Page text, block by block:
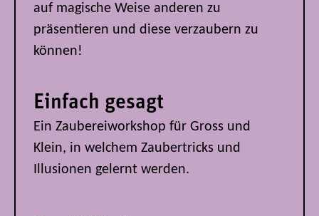
auf magische Weise anderen zu
präsentieren und diese verzaubern zu
können!
Einfach gesagt
Ein Zaubereiworkshop für Gross und
Klein, in welchem Zaubertricks und
Illusionen gelernt werden.